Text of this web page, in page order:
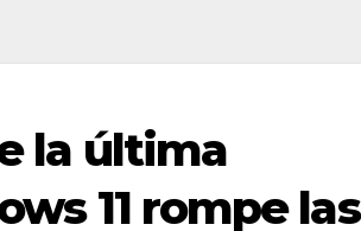
la última
11 rompe las